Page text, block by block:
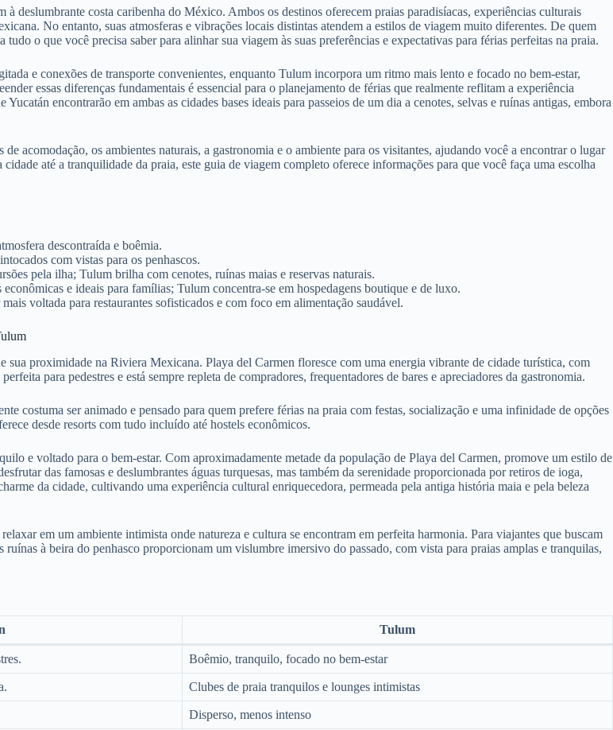
deslumbrante costa caribenha do México. Ambos os destinos oferecem praias paradisíacas, experiências culturais
No entanto, suas atmosferas e vibrações locais distintas atendem a estilos de viagem muito diferentes. De quem
o que você precisa saber para alinhar sua viagem às suas preferências e expectativas para férias perfeitas na praia.
e conexões de transporte convenientes, enquanto Tulum incorpora um ritmo mais lento e focado no bem-estar,
essas diferenças fundamentais é essencial para o planejamento de férias que realmente reflitam a experiência
encontrarão em ambas as cidades bases ideais para passeios de um dia a cenotes, selvas e ruínas antigas, embora
acomodação, os ambientes naturais, a gastronomia e o ambiente para os visitantes, ajudando você a encontrar o lugar
até a tranquilidade da praia, este guia de viagem completo oferece informações para que você faça uma escolha
descontraída e boêmia.
com vistas para os penhascos.
pela ilha; Tulum brilha com cenotes, ruínas maias e reservas naturais.
e ideais para famílias; Tulum concentra-se em hospedagens boutique e de luxo.
voltada para restaurantes sofisticados e com foco em alimentação saudável.
sua proximidade na Riviera Mexicana. Playa del Carmen floresce com uma energia vibrante de cidade turística, com
para pedestres e está sempre repleta de compradores, frequentadores de bares e apreciadores da gastronomia.
costuma ser animado e pensado para quem prefere férias na praia com festas, socialização e uma infinidade de opções
desde resorts com tudo incluído até hostels econômicos.
e voltado para o bem-estar. Com aproximadamente metade da população de Playa del Carmen, promove um estilo de
das famosas e deslumbrantes águas turquesas, mas também da serenidade proporcionada por retiros de ioga,
da cidade, cultivando uma experiência cultural enriquecedora, permeada pela antiga história maia e pela beleza
em um ambiente intimista onde natureza e cultura se encontram em perfeita harmonia. Para viajantes que buscam
à beira do penhasco proporcionam um vislumbre imersivo do passado, com vista para praias amplas e tranquilas,
Tulum
Boêmio, tranquilo, focado no bem-estar
Clubes de praia tranquilos e lounges intimistas
Disperso, menos intenso